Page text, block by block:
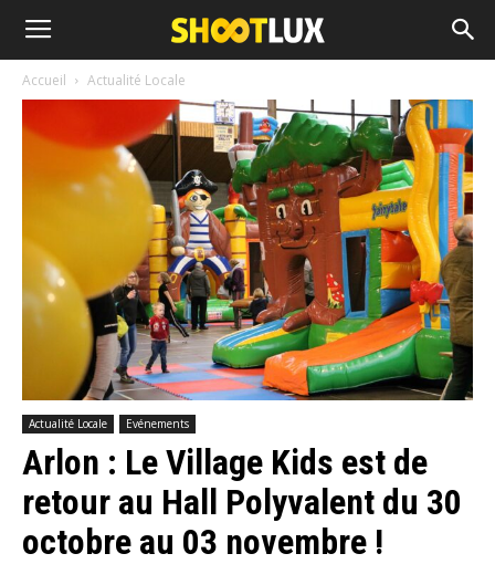
Accueil Actualité Locale
Actualité Locale Evénements
Arlon : Le Village Kids est de
retour au Hall Polyvalent du 30
octobre au 03 novembre !